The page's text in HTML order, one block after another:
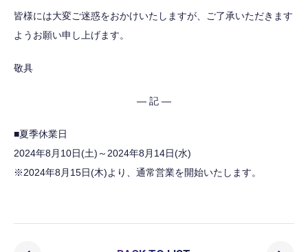
皆様には大変ご迷惑をおかけいたしますが、ご了承いただきます
ようお願い申し上げます。
敬具
― 記 ―
■夏季休業日
2024年8月10日(土)～2024年8月14日(水)
※2024年8月15日(木)より、通常営業を開始いたします。